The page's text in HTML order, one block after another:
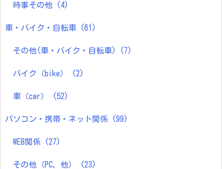
時事その他 (4)
車・バイク・自転車 (61)
その他(車・バイク・自転車) (7)
バイク（bike） (2)
車（car） (52)
パソコン・携帯・ネット関係 (99)
WEB関係 (27)
その他（PC、他） (23)